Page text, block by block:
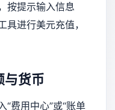
按提示输入信息
进行美元充值，
与货币
“费用中心”或“账单